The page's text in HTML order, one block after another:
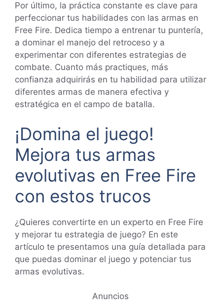
Por último, la práctica constante es clave para
perfeccionar tus habilidades con las armas en
Free Fire. Dedica tiempo a entrenar tu puntería,
a dominar el manejo del retroceso y a
experimentar con diferentes estrategias de
combate. Cuanto más practiques, más
confianza adquirirás en tu habilidad para utilizar
diferentes armas de manera efectiva y
estratégica en el campo de batalla.
¡Domina el juego!
Mejora tus armas
evolutivas en Free Fire
con estos trucos
¿Quieres convertirte en un experto en Free Fire
y mejorar tu estrategia de juego? En este
artículo te presentamos una guía detallada para
que puedas dominar el juego y potenciar tus
armas evolutivas.
Anuncios